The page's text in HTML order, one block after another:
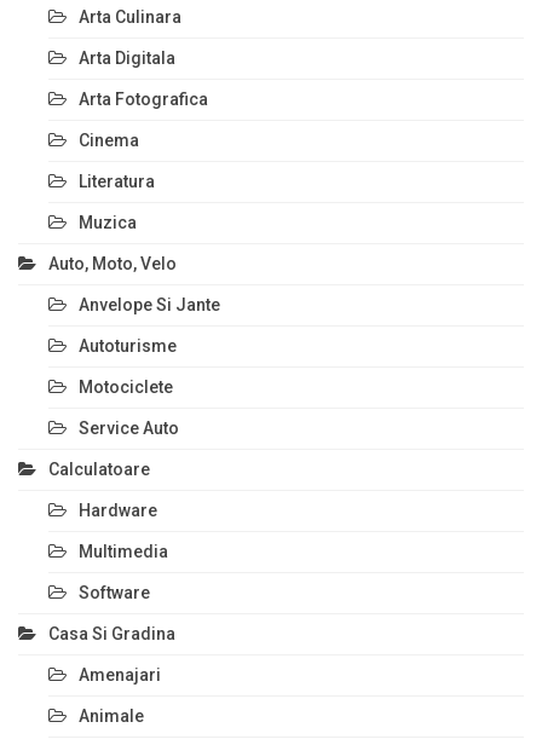
Arta Culinara
Arta Digitala
Arta Fotografica
Cinema
Literatura
Muzica
Auto, Moto, Velo
Anvelope Si Jante
Autoturisme
Motociclete
Service Auto
Calculatoare
Hardware
Multimedia
Software
Casa Si Gradina
Amenajari
Animale